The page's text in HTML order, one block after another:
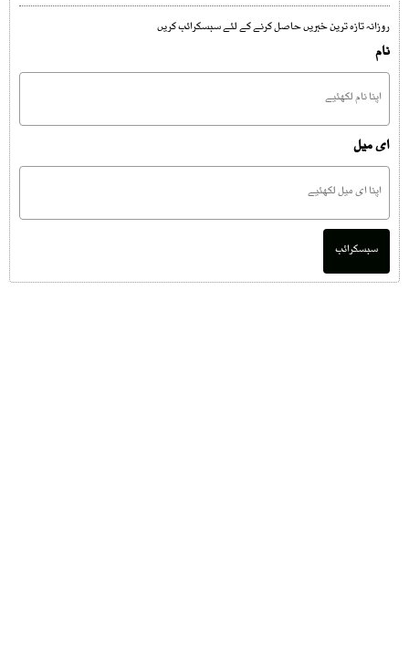
روزانہ تازہ ترین خبریں حاصل کرنے کے لئے سبسکرائب کریں
نام
ای میل
سبسکرائب